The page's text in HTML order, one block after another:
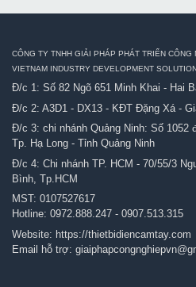
CÔNG TY TNHH GIẢI PHÁP PHÁT TRIỂN CÔNG
VIETNAM INDUSTRY DEVELOPMENT
Đ/c 1: Số 82 Ngõ 651 Minh Khai - Hai
Đ/c 2: A3D1 - DX13 - KĐT Đặng Xá -
Đ/c 3: chi nhánh Quảng Ninh: Số 1052
Tp. Hạ Long - Tỉnh Quảng Ninh
Đ/c 4: Chi nhánh TP. HCM - 70/55/3
Bình, Tp.HCM
MST: 0107527617
Hotline: 0972.888.247 - 0907.513.315
Website: https://thietbidiencamtay.com
Email hỗ trợ: